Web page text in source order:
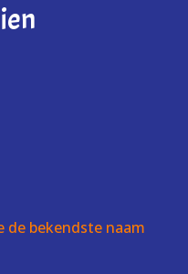
de bekendste naam